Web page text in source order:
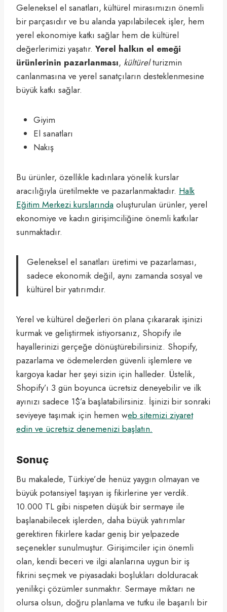
Geleneksel el sanatları, kültürel mirasımızın önemli
bir parçasıdır ve bu alanda yapılabilecek işler, hem
yerel ekonomiye katkı sağlar hem de kültürel
değerlerimizi yaşatır. Yerel halkın el emeği
ürünlerinin pazarlanması, kültürelturizmin
canlanmasına ve yerel sanatçıların desteklenmesine
büyük katkı sağlar.
Giyim
El sanatları
Nakış
Bu ürünler, özellikle kadınlara yönelik kurslar
aracılığıyla üretilmekte ve pazarlanmaktadır. Halk
Eğitim Merkezi kurslarında oluşturulan ürünler, yerel
ekonomiye ve kadın girişimciliğine önemli katkılar
sunmaktadır.
Geleneksel el sanatları üretimi ve pazarlaması,
sadece ekonomik değil, aynı zamanda sosyal ve
kültürel bir yatırımdır.
Yerel ve kültürel değerleri ön plana çıkararak işinizi
kurmak ve geliştirmek istiyorsanız, Shopify ile
hayallerinizi gerçeğe dönüştürebilirsiniz. Shopify,
pazarlama ve ödemelerden güvenli işlemlere ve
kargoya kadar her şeyi sizin için halleder. Üstelik,
Shopify’ı 3 gün boyunca ücretsiz deneyebilir ve ilk
ayınızı sadece 1$’a başlatabilirsiniz. İşinizi bir sonraki
seviyeye taşımak için hemen web sitemizi ziyaret
edin ve ücretsiz denemenizi başlatın.
Sonuç
Bu makalede, Türkiye’de henüz yaygın olmayan ve
büyük potansiyel taşıyan iş fikirlerine yer verdik.
10.000 TL gibi nispeten düşük bir sermaye ile
başlanabilecek işlerden, daha büyük yatırımlar
gerektiren fikirlere kadar geniş bir yelpazede
seçenekler sunulmuştur. Girişimciler için önemli
olan, kendi beceri ve ilgi alanlarına uygun bir iş
fikrini seçmek ve piyasadaki boşlukları dolduracak
yenilikçi çözümler sunmaktır. Sermaye miktarı ne
olursa olsun, doğru planlama ve tutku ile başarılı bir